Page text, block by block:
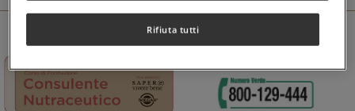
Rifiuta tutti